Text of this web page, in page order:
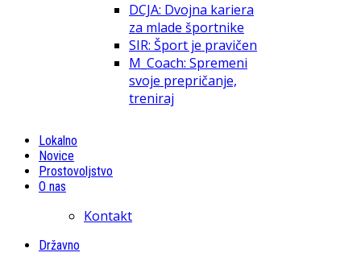
DCJA: Dvojna kariera
za mlade športnike
SIR: Šport je pravičen
M_Coach: Spremeni
svoje prepričanje,
treniraj
Lokalno
Novice
Prostovoljstvo
O nas
Kontakt
Državno